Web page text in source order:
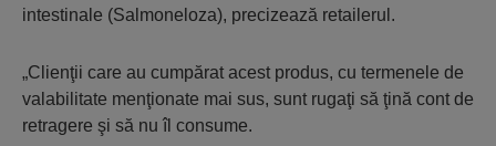
intestinale (Salmoneloza), precizează retailerul.
„Clienţii care au cumpărat acest produs, cu termenele de
valabilitate menţionate mai sus, sunt rugaţi să ţină cont de
retragere şi să nu îl consume.